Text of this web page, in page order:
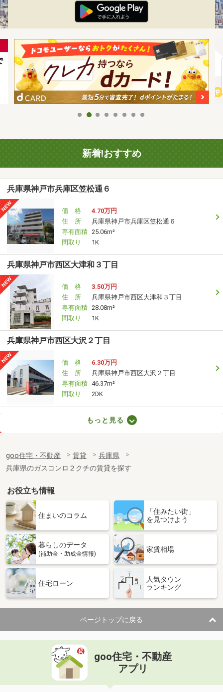
新着!おすすめ
兵庫県神戸市兵庫区笠松通６
価 格
4.70万円
住 所
兵庫県神戸市兵庫区笠松通６
専有面積 25.06m²
間取り
1K
兵庫県神戸市西区大津和３丁目
価 格
3.50万円
住 所
兵庫県神戸市西区大津和３丁目
専有面積 28.08m²
間取り
1K
兵庫県神戸市西区大沢２丁目
価 格
6.30万円
住 所
兵庫県神戸市西区大沢２丁目
専有面積 46.37m²
間取り
2DK
兵庫県神戸市東灘区甲南町４
専有面積
17.64m²
間取り
ワンルーム
兵庫県神戸市東灘区甲南町４
価 格
10.60万円
兵庫県神戸市東灘区甲南町４
専有面積 40.5m²
間取り
兵庫県明石市東野町
住 所
兵庫県明石市東野町
専有面積 53.46m²
間取り
3DK
兵庫県神戸市東灘区森北町６丁目
価 格
12.70万円
住 所
兵庫県神戸市東灘区森北町６丁目
専有面積 79.75m²
もっと見る
goo住宅・不動産 賃貸
兵庫県
兵庫県のガスコンロ２クチの賃貸を探す
お役立ち情報
住まいのコラム
「住みたい街」
を見つけよう
暮らしのデータ
(補助金・助成金情報)
家賃相場
住宅ローン
人気タウン
ランキング
ページトップに戻る
goo住宅・不動産
アプリ